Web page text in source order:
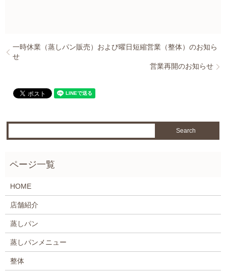
一時休業（蒸しパン販売）および曜日短縮営業（整体）のお知ら
せ
営業再開のお知らせ
HOME
店舗紹介
蒸しパン
蒸しパンメニュー
整体